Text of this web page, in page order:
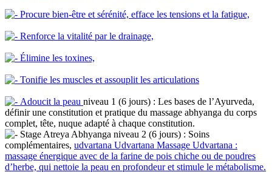
Procure bien-être et sérénité, efface les tensions et la fatigue,
Renforce la vitalité par le drainage,
Élimine les toxines,
Tonifie les muscles et assouplit les articulations
Adoucit la peau niveau 1 (6 jours) : Les bases de l’Ayurveda,
définir une constitution et pratique du massage abhyanga du corps
complet, tête, nuque adapté à chaque constitution.
Stage Atreya Abhyanga niveau 2 (6 jours) : Soins
complémentaires, udvartana Udvartana Massage Udvartana :
massage énergique avec de la farine de pois chiche ou de poudres
d’herbe, qui nettoie la peau en profondeur et stimule le métabolisme.